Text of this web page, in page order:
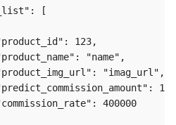
[
123,
"name",
"imag_url",
400000
}